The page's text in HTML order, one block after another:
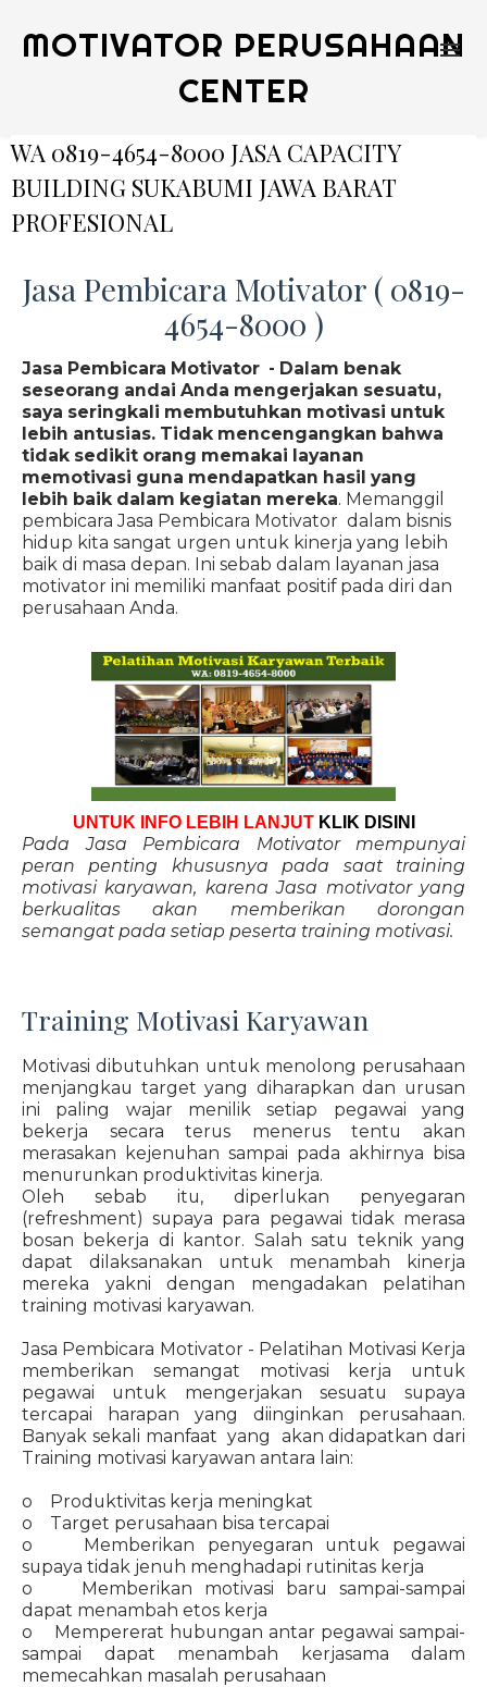
MOTIVATOR PERUSAHAAN
CENTER
WA 0819-4654-8000 JASA CAPACITY
BUILDING SUKABUMI JAWA BARAT
PROFESIONAL
Jasa Pembicara Motivator ( 0819-
4654-8000 )
Jasa Pembicara Motivator - Dalam benak
seseorang andai Anda mengerjakan sesuatu,
saya seringkali membutuhkan motivasi untuk
lebih antusias. Tidak mencengangkan bahwa
tidak sedikit orang memakai layanan
memotivasi guna mendapatkan hasil yang
lebih baik dalam kegiatan mereka. Memanggil
pembicara Jasa Pembicara Motivator dalam bisnis
hidup kita sangat urgen untuk kinerja yang lebih
baik di masa depan. Ini sebab dalam layanan jasa
motivator ini memiliki manfaat positif pada diri dan
perusahaan Anda.
UNTUK INFO LEBIH LANJUT KLIK DISINI
Pada Jasa Pembicara Motivator mempunyai
peran penting khususnya pada saat training
motivasi karyawan, karena Jasa motivator yang
berkualitas akan memberikan dorongan
semangat pada setiap peserta training motivasi.
Training Motivasi Karyawan
Motivasi dibutuhkan untuk menolong perusahaan
menjangkau target yang diharapkan dan urusan
ini paling wajar menilik setiap pegawai yang
bekerja secara terus menerus tentu akan
merasakan kejenuhan sampai pada akhirnya bisa
menurunkan produktivitas kinerja.
Oleh sebab itu, diperlukan penyegaran
(refreshment) supaya para pegawai tidak merasa
bosan bekerja di kantor. Salah satu teknik yang
dapat dilaksanakan untuk menambah kinerja
mereka yakni dengan mengadakan pelatihan
training motivasi karyawan.
Jasa Pembicara Motivator - Pelatihan Motivasi Kerja
memberikan semangat motivasi kerja untuk
pegawai untuk mengerjakan sesuatu supaya
tercapai harapan yang diinginkan perusahaan.
Banyak sekali manfaat yang akan didapatkan dari
Training motivasi karyawan antara lain:
o Produktivitas kerja meningkat
o Target perusahaan bisa tercapai
o Memberikan penyegaran untuk pegawai
supaya tidak jenuh menghadapi rutinitas kerja
o Memberikan motivasi baru sampai-sampai
dapat menambah etos kerja
o Mempererat hubungan antar pegawai sampai-
sampai dapat menambah kerjasama dalam
memecahkan masalah perusahaan